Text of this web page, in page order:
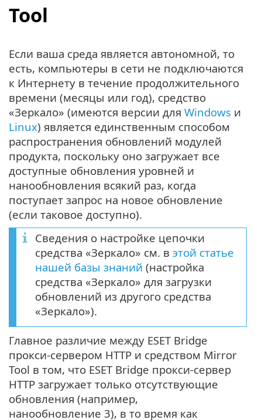
Tool
Если ваша среда является автономной, то
есть, компьютеры в сети не подключаются
к Интернету в течение продолжительного
времени (месяцы или год), средство
«Зеркало» (имеются версии для Windows и
Linux) является единственным способом
распространения обновлений модулей
продукта, поскольку оно загружает все
доступные обновления уровней и
нанообновления всякий раз, когда
поступает запрос на новое обновление
(если таковое доступно).
Сведения о настройке цепочки
средства «Зеркало» см. в этой статье
нашей базы знаний (настройка
средства «Зеркало» для загрузки
обновлений из другого средства
«Зеркало»).
Главное различие между ESET Bridge
прокси-сервером HTTP и средством Mirror
Tool в том, что ESET Bridge прокси-сервер
HTTP загружает только отсутствующие
обновления (например,
нанообновление 3), в то время как